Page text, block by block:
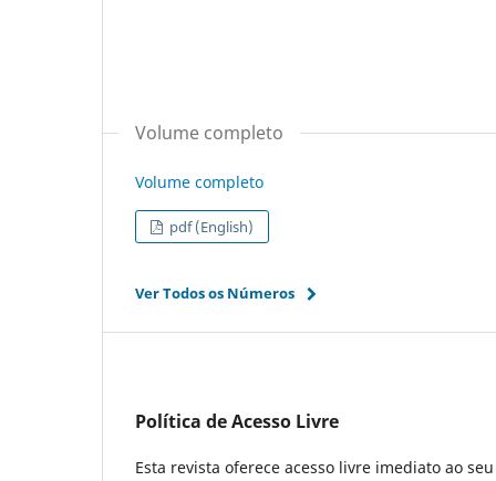
Volume completo
Volume completo
pdf (English)
Ver Todos os Números
Política de Acesso Livre
Esta revista oferece acesso livre imediato ao